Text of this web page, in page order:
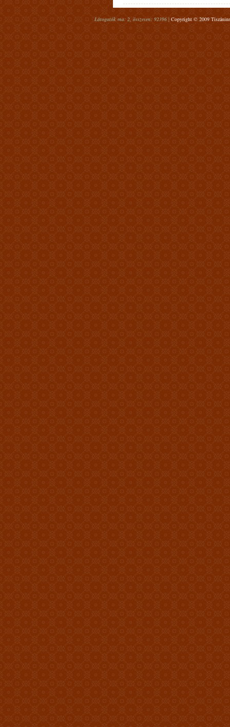
Látogatók ma: 2, összesen: 92396 | Copyright © 2009